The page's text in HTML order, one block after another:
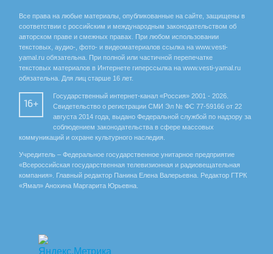
Все права на любые материалы, опубликованные на сайте, защищены в
соответствии с российским и международным законодательством об
авторском праве и смежных правах. При любом использовании
текстовых, аудио-, фото- и видеоматериалов ссылка на www.vesti-
yamal.ru обязательна. При полной или частичной перепечатке
текстовых материалов в Интернете гиперссылка на www.vesti-yamal.ru
обязательна. Для лиц старше 16 лет.
16+
Государственный интернет-канал «Россия» 2001 - 2026.
Свидетельство о регистрации СМИ Эл № ФС 77-59166 от 22
августа 2014 года, выдано Федеральной службой по надзору за
соблюдением законодательства в сфере массовых
коммуникаций и охране культурного наследия.
Учредитель – Федеральное государственное унитарное предприятие
«Всероссийская государственная телевизионная и радиовещательная
компания». Главный редактор Панина Елена Валерьевна. Редактор ГТРК
«Ямал» Анохина Маргарита Юрьевна.